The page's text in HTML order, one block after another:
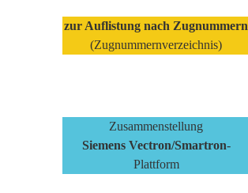
zur Auflistung nach Zugnummern
(Zugnummernverzeichnis)
Zusammenstellung
Siemens Vectron/Smartron-
Plattform